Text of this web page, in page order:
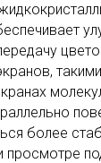
более
просмотре